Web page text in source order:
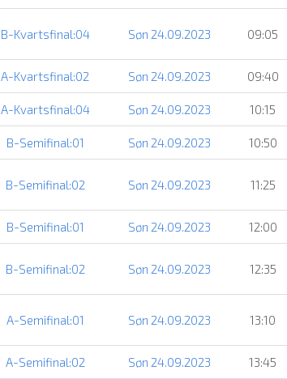
B-Kvartsfinal:04 Søn 24.09.2023 09:05
A-Kvartsfinal:02 Søn 24.09.2023 09:40
A-Kvartsfinal:04 Søn 24.09.2023 10:15
B-Semifinal:01 Søn 24.09.2023 10:50
B-Semifinal:02 Søn 24.09.2023 11:25
B-Semifinal:01 Søn 24.09.2023 12:00
B-Semifinal:02 Søn 24.09.2023 12:35
A-Semifinal:01 Søn 24.09.2023 13:10
A-Semifinal:02 Søn 24.09.2023 13:45